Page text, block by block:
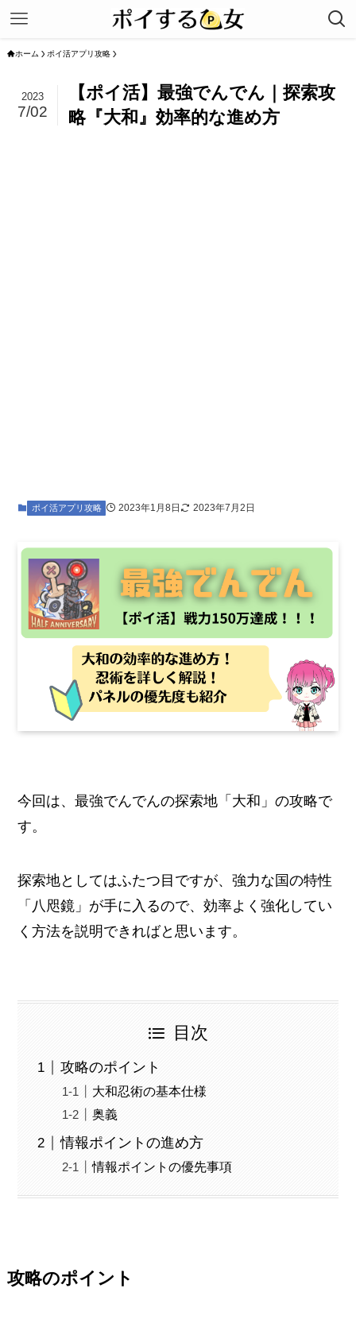
ホーム ポイ活アプリ攻略
【ポイ活】最強でんでん｜探索攻
略『大和』効率的な進め方
2023
7/02
ポイ活アプリ攻略 2023年1月8日 2023年7月2日
今回は、最強でんでんの探索地「大和」の攻略で
す。
探索地としてはふたつ目ですが、強力な国の特性
「八咫鏡」が手に入るので、効率よく強化してい
く方法を説明できればと思います。
目次
攻略のポイント
大和忍術の基本仕様
奥義
情報ポイントの進め方
情報ポイントの優先事項
攻略のポイント